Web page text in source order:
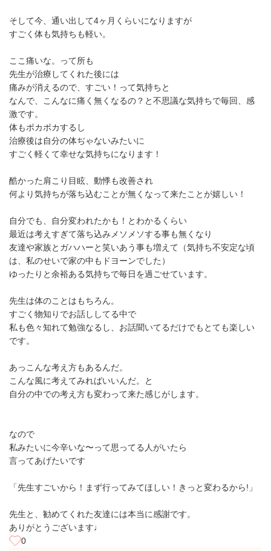
そして今、通い出して4ヶ月くらいになりますが
すごく体も気持ちも軽い。
ここ痛いな。って所も
先生が治療してくれた後には
痛みが消えるので、すごい！って気持ちと
なんで、こんなに痛く無くなるの？と不思議な気持ちで毎回、感
激です。
体もポカポカするし
治療後は自分の体ぢゃないみたいに
すごく軽くて幸せな気持ちになります！
酷かった肩こり目眩、動悸も改善され
何より気持ちが落ち込むことが無くなって来たことが嬉しい！
自分でも、自分変われたかも！とわかるくらい
最近は考えすぎて落ち込みメソメソする事も無くなり
友達や家族とガハハーと笑いあう事も増えて（気持ち不安定な頃
は、私のせいで家の中もドヨーンでした）
ゆったりと余裕ある気持ちで毎日を過ごせています。
先生は体のことはもちろん。
すごく物知りでお話ししてる中で
私も色々知れて勉強なるし、お話聞いてるだけでもとても楽しい
です。
あっこんな考え方もあるんだ。
こんな風に考えてみればいいんだ。と
自分の中での考え方も変わって来た感じがします。
なので
私みたいに今辛いな〜って思ってる人がいたら
言ってあげたいです
「先生すごいから！まず行ってみてほしい！きっと変わるから!」
先生と、勧めてくれた友達には本当に感謝です。
ありがとうございます♩
0